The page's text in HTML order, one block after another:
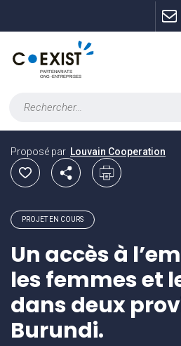
Proposé par Louvain Cooperation
PROJET EN COURS
Un accès à
les femmes et
dans deux
Burundi.